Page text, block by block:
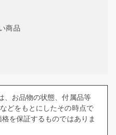
商品
、お品物の状態、付属品等
どをもとにしたその時点で
を保証するものではありま